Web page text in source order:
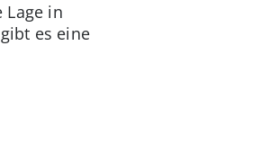
in
es eine